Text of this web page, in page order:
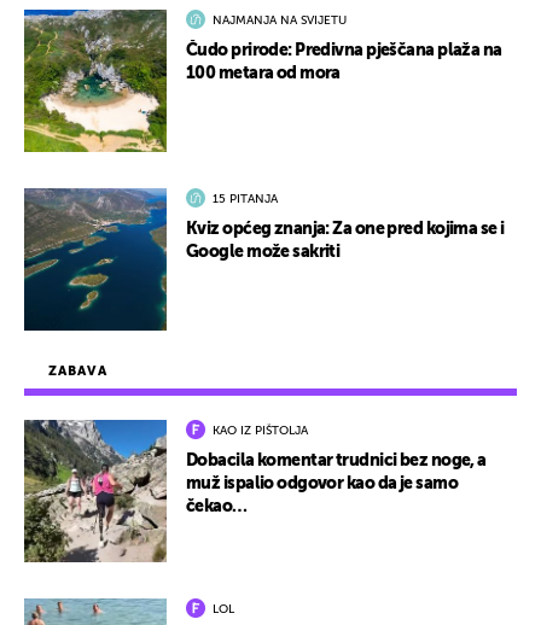
ZABAVA
KAO IZ PIŠTOLJA
Dobacila komentar trudnici bez noge, a
muž ispalio odgovor kao da je samo
čekao…
LOL
NAJMANJA NA SVIJETU
Čudo prirode: Predivna pješčana plaža na
100 metara od mora
15 PITANJA
Kviz općeg znanja: Za one pred kojima se i
Google može sakriti